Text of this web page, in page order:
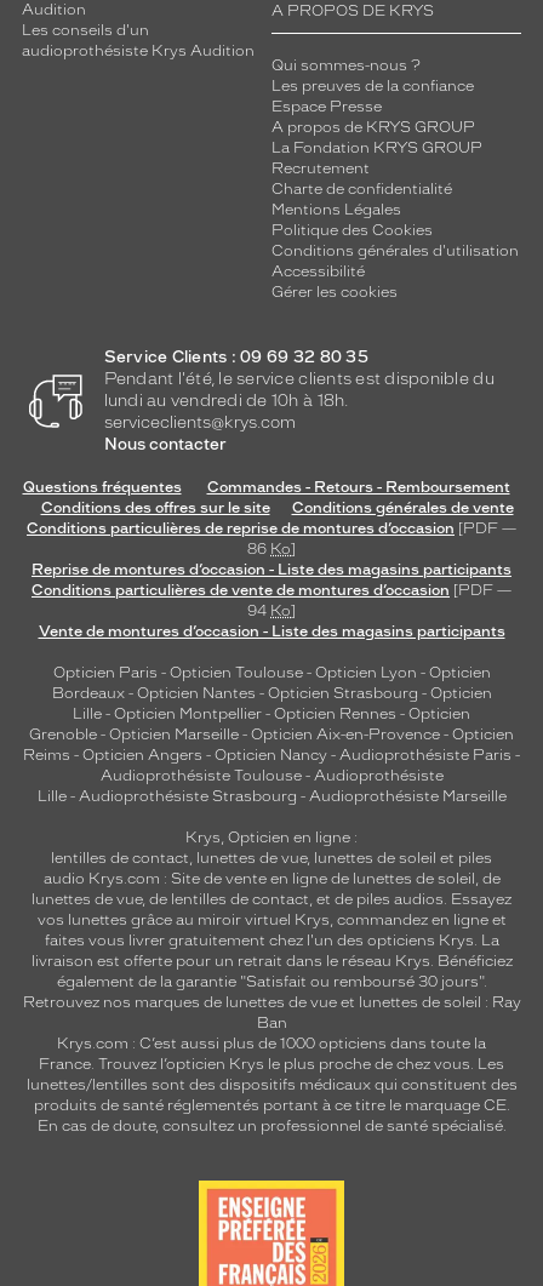
Audition
Les conseils d'un
audioprothésiste Krys Audition
A PROPOS DE KRYS
Qui sommes-nous ?
Les preuves de la confiance
Espace Presse
A propos de KRYS GROUP
La Fondation KRYS GROUP
Recrutement
Charte de confidentialité
Mentions Légales
Politique des Cookies
Conditions générales d'utilisation
Accessibilité
Gérer les cookies
Service Clients : 09 69 32 80 35
Pendant l'été, le service clients est disponible du
lundi au vendredi de 10h à 18h.
serviceclients@krys.com
Nous contacter
Questions fréquentes
Commandes - Retours - Remboursement
Conditions des offres sur le site
Conditions générales de vente
Conditions particulières de reprise de montures d’occasion [PDF —
86 Ko]
Reprise de montures d’occasion - Liste des magasins participants
Conditions particulières de vente de montures d’occasion [PDF —
94 Ko]
Vente de montures d’occasion - Liste des magasins participants
Opticien Paris - Opticien Toulouse- Opticien Lyon - Opticien
Bordeaux- Opticien Nantes - Opticien Strasbourg - Opticien
Lille - Opticien Montpellier - Opticien Rennes - Opticien
Grenoble - Opticien Marseille - Opticien Aix-en-Provence - Opticien
Reims - Opticien Angers - Opticien Nancy - Audioprothésiste Paris -
Audioprothésiste Toulouse- Audioprothésiste
Lille- Audioprothésiste Strasbourg - Audioprothésiste Marseille
Krys, Opticien en ligne :
lentilles de contact, lunettes de vue, lunettes de soleil et piles
audio Krys.com : Site de vente en ligne de lunettes de soleil, de
lunettes de vue, de lentilles de contact, et de piles audios. Essayez
vos lunettes grâce au miroir virtuel Krys, commandez en ligne et
faites vous livrer gratuitement chez l'un des opticiens Krys. La
livraison est offerte pour un retrait dans le réseau Krys. Bénéficiez
également de la garantie "Satisfait ou remboursé 30 jours".
Retrouvez nos marques de lunettes de vue et lunettes de soleil : Ray
Ban
Krys.com : C’est aussi plus de 1000 opticiens dans toute la
France. Trouvez l’opticien Krys le plus proche de chez vous. Les
lunettes/lentilles sont des dispositifs médicaux qui constituent des
produits de santé réglementés portant à ce titre le marquage CE.
En cas de doute, consultez un professionnel de santé spécialisé.